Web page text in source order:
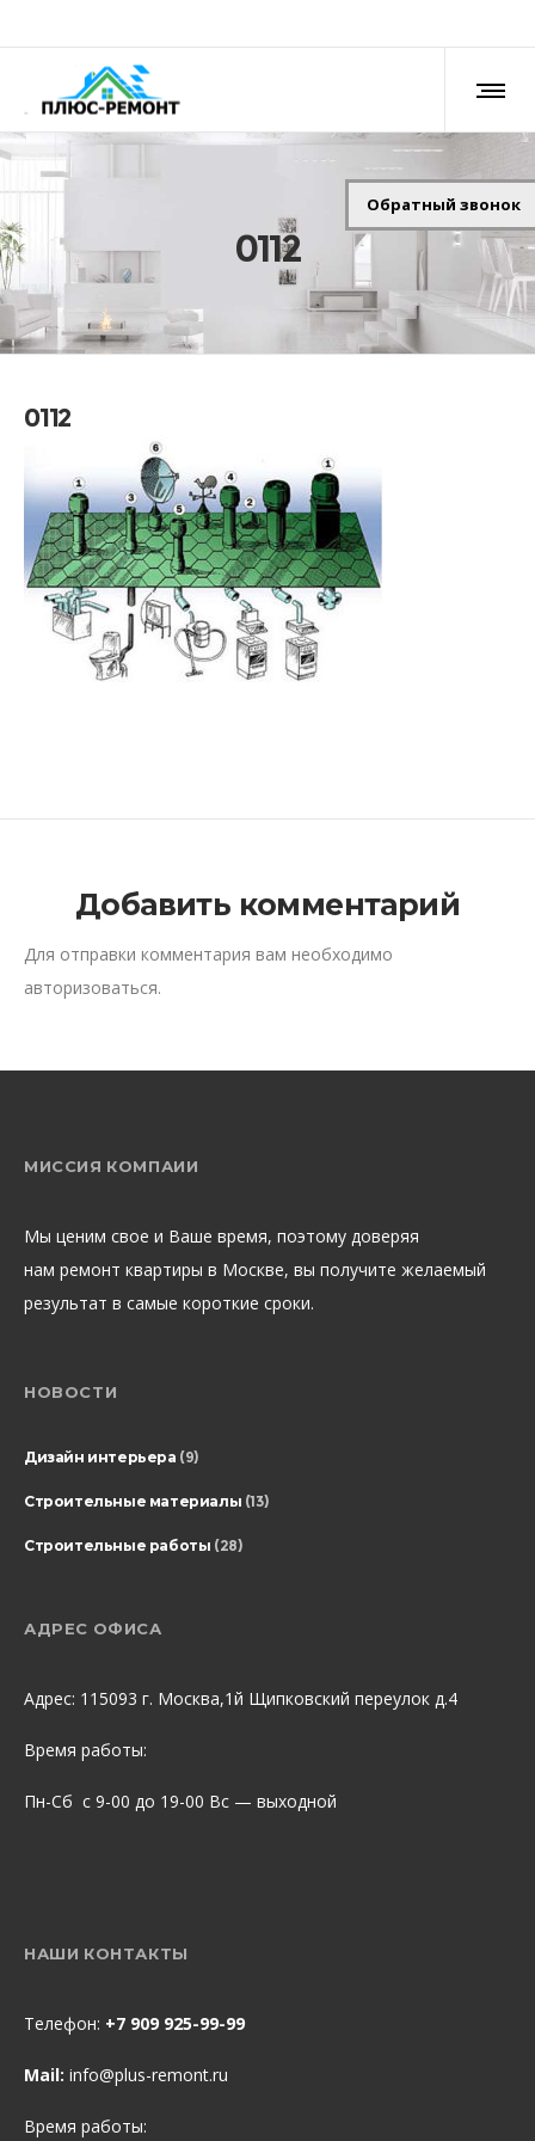
0112
0112
Добавить комментарий
Для отправки комментария вам необходимо
авторизоваться.
МИССИЯ КОМПАИИ
Мы ценим свое и Ваше время, поэтому доверяя
нам ремонт квартиры в Москве, вы получите желаемый
результат в самые короткие сроки.
НОВОСТИ
Дизайн интерьера (9)
Строительные материалы (13)
Строительные работы (28)
АДРЕС ОФИСА
Адрес: 115093 г. Москва,1й Щипковский переулок д.4
Время работы:
Пн-Сб с 9-00 до 19-00 Вс — выходной
НАШИ КОНТАКТЫ
Телефон: +7 909 925-99-99
Mail: info@plus-remont.ru
Время работы:
Обратный звонок